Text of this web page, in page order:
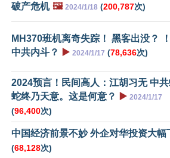
破产危机 🖼️ 2024/1/18 (200,787次)
MH370班机离奇失踪！ 黑客出没？
中共内斗？
▶️ 2024/1/17 (78,636次)
2024预言！民间高人：江胡习无 中
蛇终乃天意。这是何意？
▶️ 2024/1/17
(96,400次)
中国经济前景不妙 外企对华投资大幅
(68,128次)